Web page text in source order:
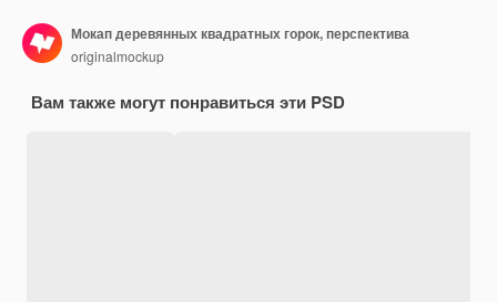
Мокап деревянных квадратных горок, перспектива
originalmockup
Вам также могут понравиться эти PSD